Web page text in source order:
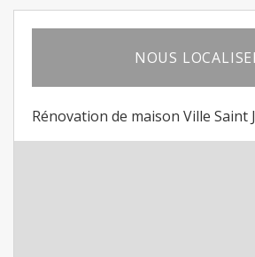
NOUS
Rénovation de maison Ville Saint